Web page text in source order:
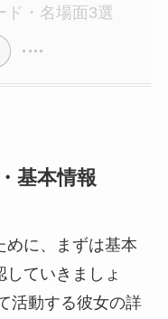
ド・名場面3選
基本情報
めに、まずは基本
ていきましょ
活動する彼女の詳